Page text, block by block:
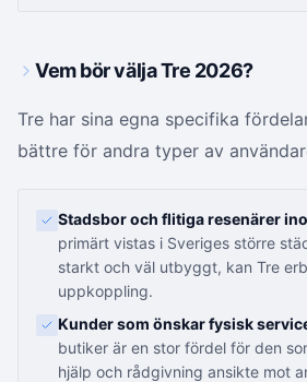
Vem bör välja Tre 2026?
Tre har sina egna specifika
bättre för andra typer av
Stadsbor och flitiga resenärer
primärt vistas i Sveriges större
starkt och väl utbyggt, kan Tre
uppkoppling.
Kunder som önskar fysisk
butiker är en stor fördel för den
hjälp och rådgivning ansikte mot